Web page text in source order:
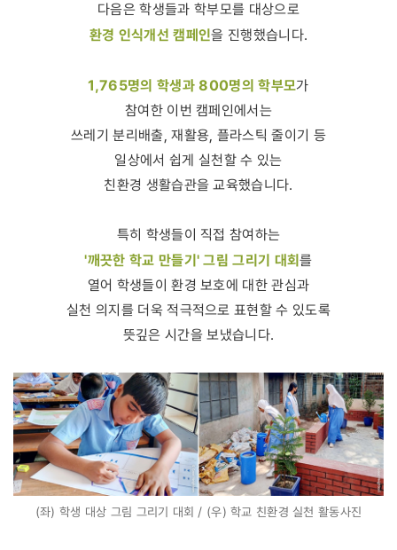
다음은 학생들과 학부모를 대상으로
환경 인식개선 캠페인을 진행했습니다.
1,765명의 학생과 800명의 학부모가
참여한 이번 캠페인에서는
쓰레기 분리배출, 재활용, 플라스틱 줄이기 등
일상에서 쉽게 실천할 수 있는
친환경 생활습관을 교육했습니다.
특히 학생들이 직접 참여하는
'깨끗한 학교 만들기' 그림 그리기 대회를
열어 학생들이 환경 보호에 대한 관심과
실천 의지를 더욱 적극적으로 표현할 수 있도록
뜻깊은 시간을 보냈습니다.
(좌) 학생 대상 그림 그리기 대회 / (우) 학교 친환경 실천 활동사진